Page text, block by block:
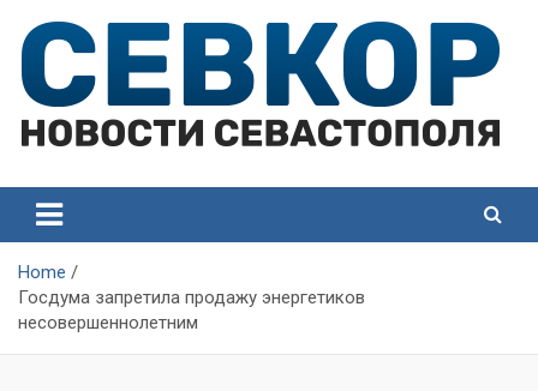
content
Севастополя
Севастополя
Home
Госдума запретила продажу энергетиков
несовершеннолетним